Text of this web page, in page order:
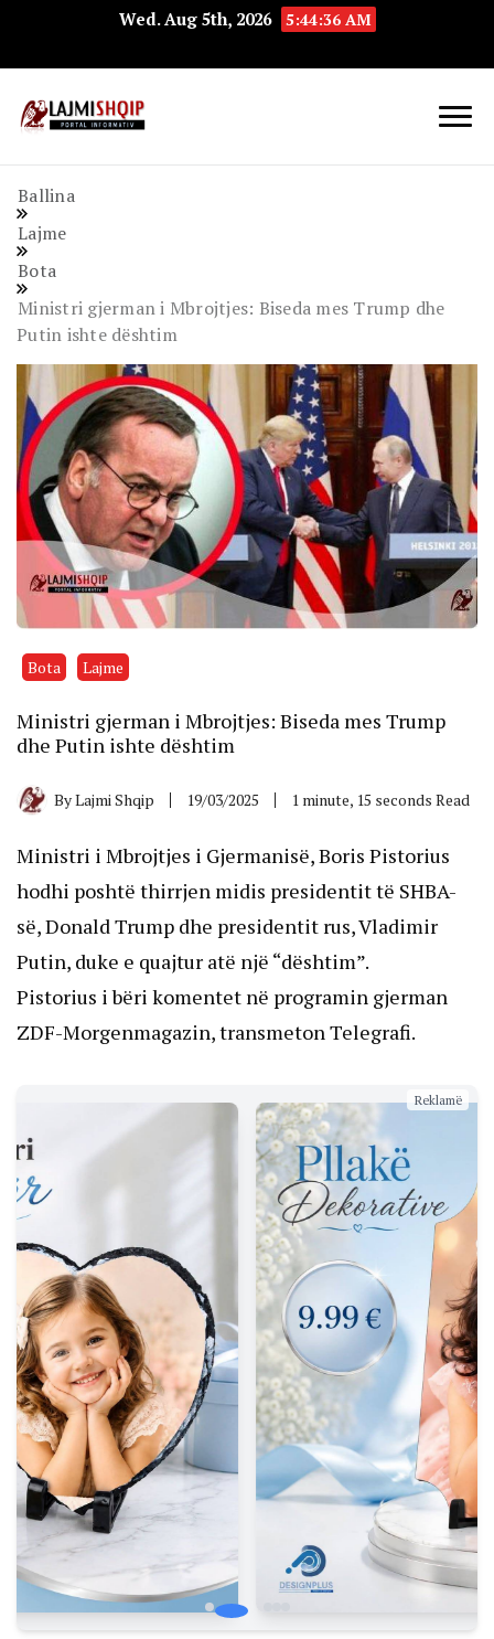
Wed. Aug 5th, 2026 5:44:37 AM
Ballina
Lajme
Bota
Ministri gjerman i Mbrojtjes: Biseda mes Trump dhe
Putin ishte dështim
Bota Lajme
Ministri gjerman i Mbrojtjes: Biseda mes Trump
dhe Putin ishte dështim
ByLajmi Shqip 19/03/2025 1 minute, 15 seconds Read
Ministri i Mbrojtjes i Gjermanisë, Boris Pistorius
hodhi poshtë thirrjen midis presidentit të SHBA-
së, Donald Trump dhe presidentit rus, Vladimir
Putin, duke e quajtur atë një “dështim”.
Pistorius i bëri komentet në programin gjerman
ZDF-Morgenmagazin, transmeton Telegrafi.
Reklamë